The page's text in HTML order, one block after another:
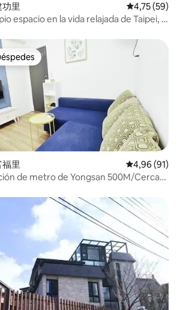
里 Calificación
4,75 (59)
espacio en la vida relajada de Taipei, 2
de Ningxia
里 Calificación
4,96 (91)
de metro de Yongsan 500M/Cerca
baja sin escaleras